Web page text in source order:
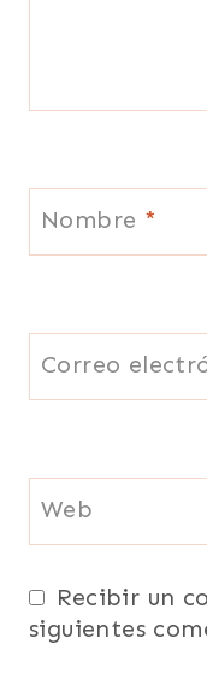
Nombre *
Correo
Web
Recibir un
siguientes